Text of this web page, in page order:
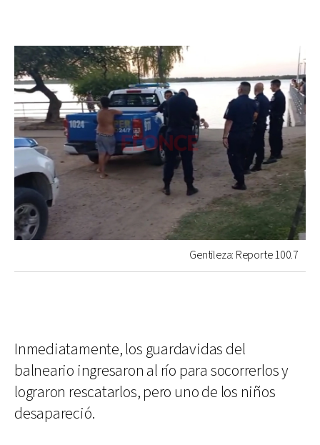
Gentileza: Reporte 100.7
Inmediatamente, los guardavidas del
balneario ingresaron al río para socorrerlos y
lograron rescatarlos, pero uno de los niños
desapareció.